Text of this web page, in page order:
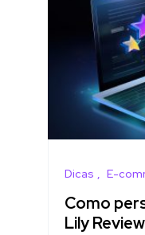
Dicas E-
Como
Lily